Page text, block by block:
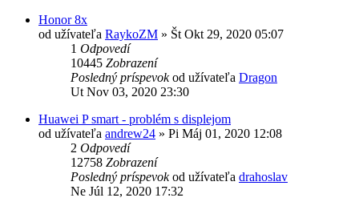
Honor 8x
od užívateľa RaykoZM » Št Okt 29, 2020 05:07
1 Odpovedí
10445 Zobrazení
Posledný príspevokod užívateľa Dragon
Ut Nov 03, 2020 23:30
Huawei P smart - problém s displejom
od užívateľa andrew24 » Pi Máj 01, 2020 12:08
2 Odpovedí
12758 Zobrazení
Posledný príspevokod užívateľa drahoslav
Ne Júl 12, 2020 17:32